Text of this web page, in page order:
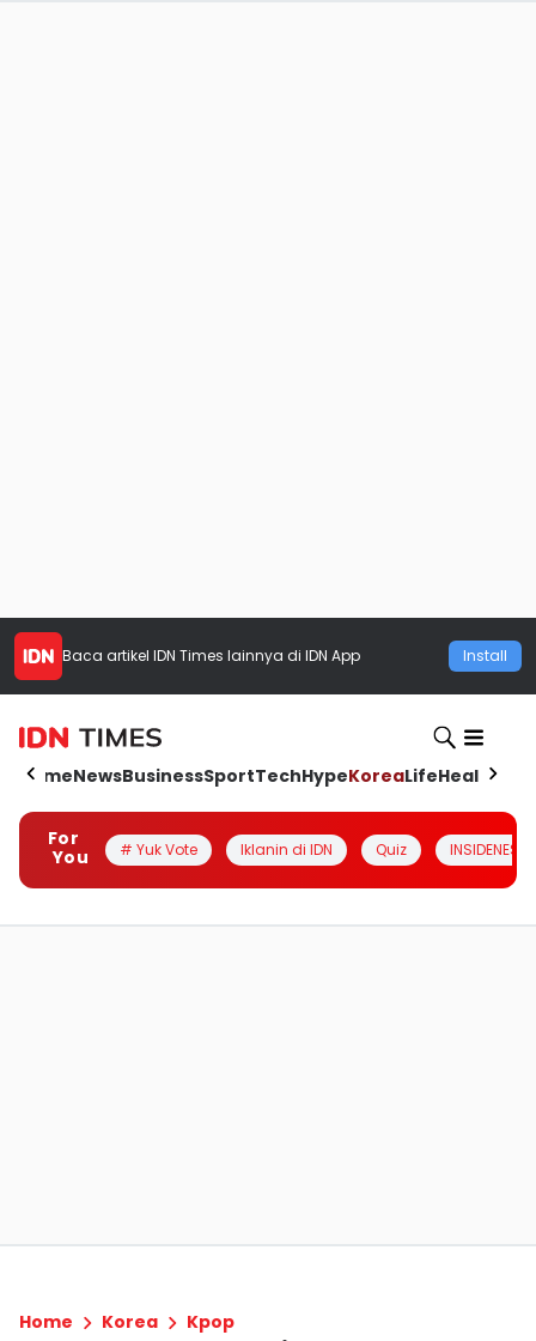
Baca artikel IDN Times lainnya di IDN App Install
HomeNewsBusinessSportTechHypeKoreaLifeHealth
For
You
# Yuk Vote Iklanin di IDN Quiz INSIDENESIA
Home Korea Kpop